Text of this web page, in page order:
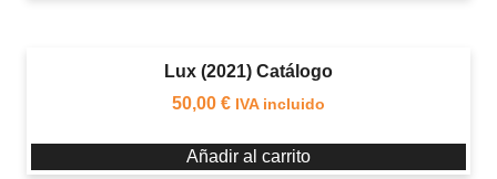
Lux (2021) Catálogo
50,00 € IVA incluido
Añadir al carrito